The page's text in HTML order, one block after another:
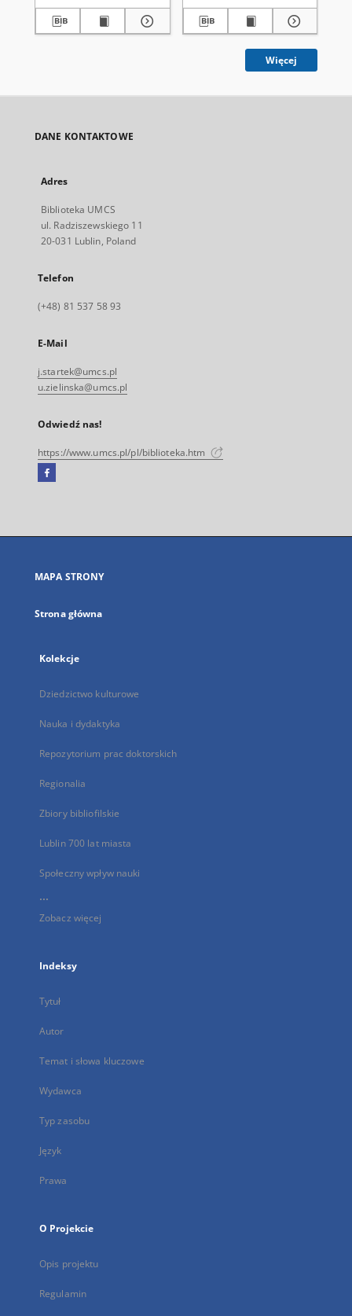
Więcej
DANE KONTAKTOWE
Adres
Biblioteka UMCS
ul. Radziszewskiego 11
20-031 Lublin, Poland
Telefon
(+48) 81 537 58 93
E-Mail
j.startek@umcs.pl
u.zielinska@umcs.pl
Odwiedź nas!
https://www.umcs.pl/pl/biblioteka.htm
Facebook
się
karcie
MAPA STRONY
Strona główna
Kolekcje
Dziedzictwo kulturowe
Nauka i dydaktyka
Repozytorium prac doktorskich
Regionalia
Zbiory bibliofilskie
Lublin 700 lat miasta
Społeczny wpływ nauki
...
Zobacz więcej
Indeksy
Tytuł
Autor
Temat i słowa kluczowe
Wydawca
Typ zasobu
Język
Prawa
O Projekcie
Opis projektu
Regulamin